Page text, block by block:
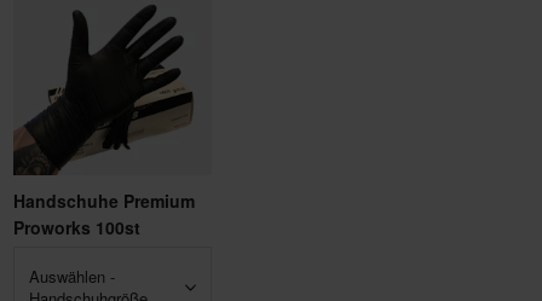
Handschuhe Premium
Proworks 100st
Auswählen -